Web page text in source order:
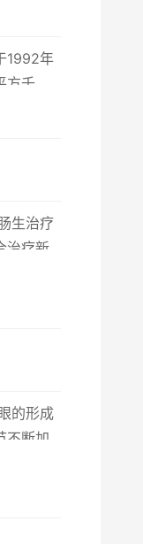
1992年
方千
生治疗
治疗新
的形成
不断加